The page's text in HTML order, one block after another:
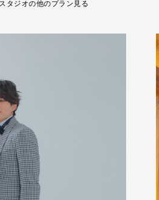
タジオの他のプラン見る